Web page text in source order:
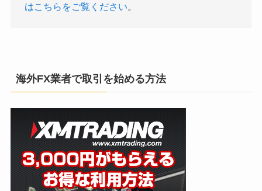
はこちらをご覧ください。
海外FX業者で取引を始める方法